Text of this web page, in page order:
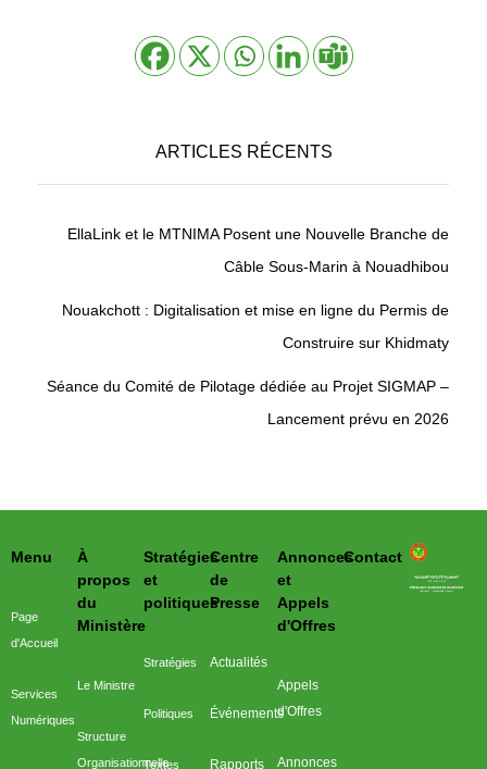
ARTICLES RÉCENTS
EllaLink et le MTNIMA Posent une Nouvelle Branche de
Câble Sous-Marin à Nouadhibou
Nouakchott : Digitalisation et mise en ligne du Permis de
Construire sur Khidmaty
Séance du Comité de Pilotage dédiée au Projet SIGMAP –
Lancement prévu en 2026
وزارة التحول الرقمي وعصرنة الادارة
Contact
Annonces
et
Appels
d'Offres
Appels
d'Offres
Annonces
Centre
de
Presse
Actualités
Événements
Rapports
Stratégies
et
politiques
Stratégies
Politiques
Textes
À
propos
du
Ministère
Le Ministre
Structure
Organisationnelle
Menu
Page
d'Accueil
Services
Numériques